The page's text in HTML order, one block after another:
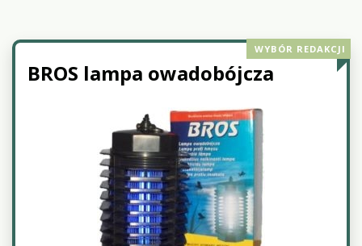
BROS lampa owadobójcza
WYBÓR REDAKCJI